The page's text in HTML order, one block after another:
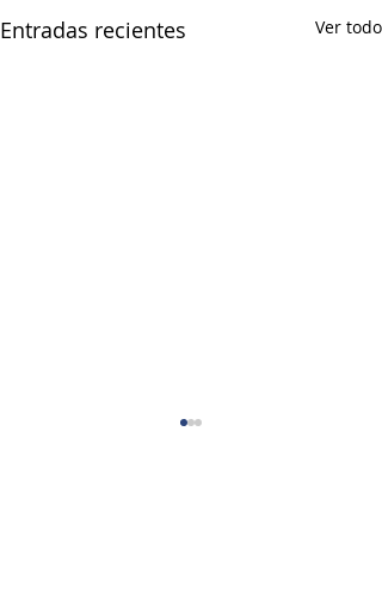
Entradas recientes Ver todo